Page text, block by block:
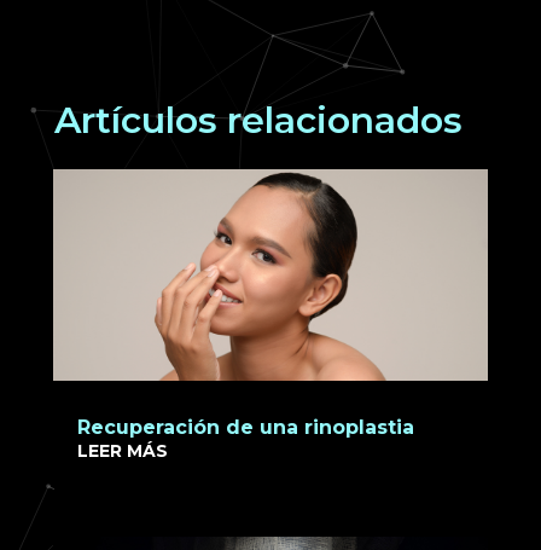
Artículos relacionados
Recuperación de una rinoplastia
LEER MÁS